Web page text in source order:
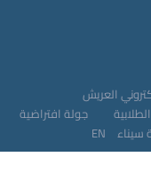
العريش
جولة افتراضية
سيناء EN